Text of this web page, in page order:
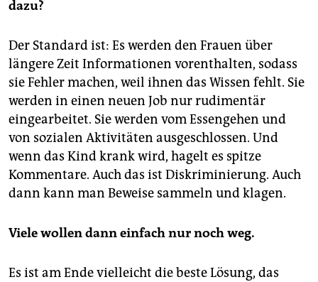
dazu?
Der Standard ist: Es werden den Frauen über
längere Zeit Informationen vorenthalten, sodass
sie Fehler machen, weil ihnen das Wissen fehlt. Sie
werden in einen neuen Job nur rudimentär
eingearbeitet. Sie werden vom Essengehen und
von sozialen Aktivitäten ausgeschlossen. Und
wenn das Kind krank wird, hagelt es spitze
Kommentare. Auch das ist Diskriminierung. Auch
dann kann man Beweise sammeln und klagen.
Viele wollen dann einfach nur noch weg.
Es ist am Ende vielleicht die beste Lösung, das